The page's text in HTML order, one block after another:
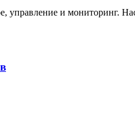
управление и мониторинг.